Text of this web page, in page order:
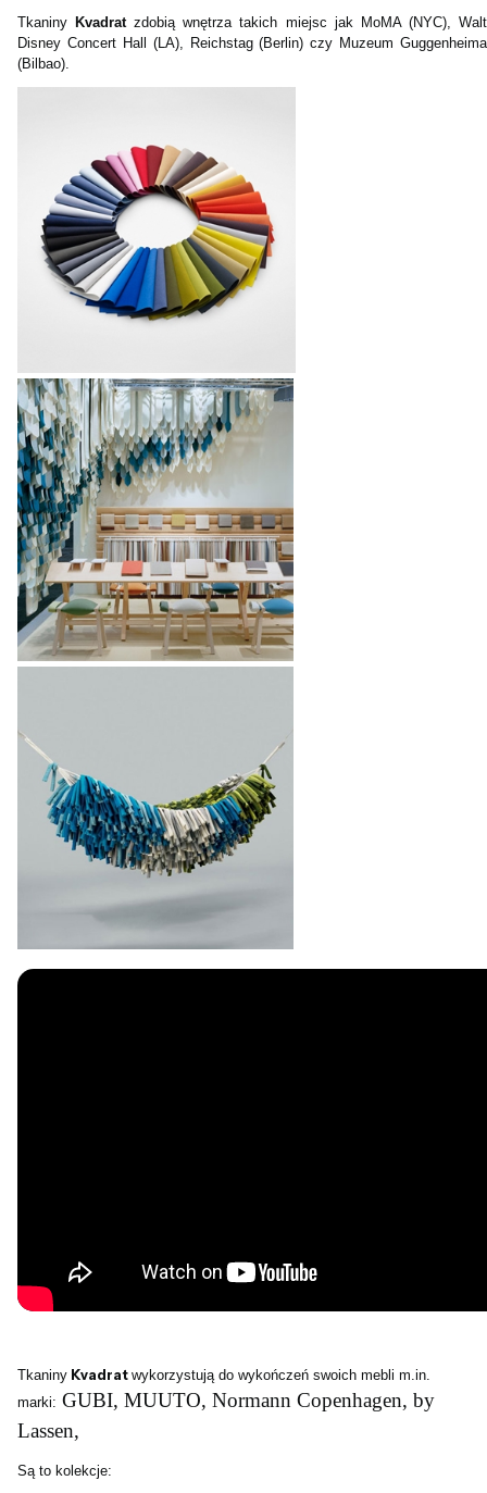
TkaninyKvadratzdobią wnętrza takich miejsc jak MoMA (NYC), Walt
Disney Concert Hall (LA), Reichstag (Berlin) czy Muzeum Guggenheima
(Bilbao).
Tkaniny Kvadrat wykorzystują do wykończeń swoich mebli m.in.
marki: GUBI, MUUTO, Normann Copenhagen, by
Lassen,
Są to kolekcje: